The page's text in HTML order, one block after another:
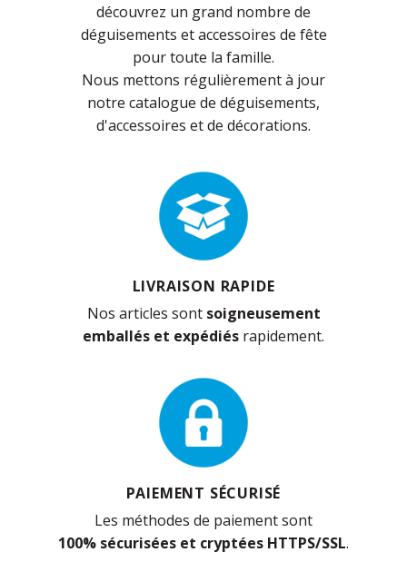
découvrez un grand nombre de
déguisements et accessoires de fête
pour toute la famille.
Nous mettons régulièrement à jour
notre catalogue de déguisements,
d'accessoires et de décorations.
LIVRAISON RAPIDE
Nos articles sont soigneusement
emballés et expédiés rapidement.
PAIEMENT SÉCURISÉ
Les méthodes de paiement sont
100% sécurisées et cryptées HTTPS/SSL.